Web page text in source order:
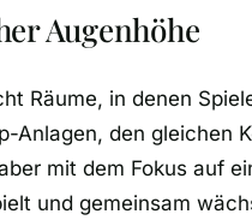
Augenhöhe
Räume, in denen
Anlagen, den gleichen
mit dem Fokus auf
und gemeinsam